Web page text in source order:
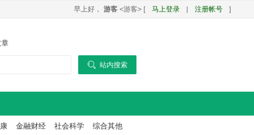
早上好， 游客 <游客> [ 马上登录 | 注册帐号 ]
章
 站内搜索
金融财经 社会科学 综合其他